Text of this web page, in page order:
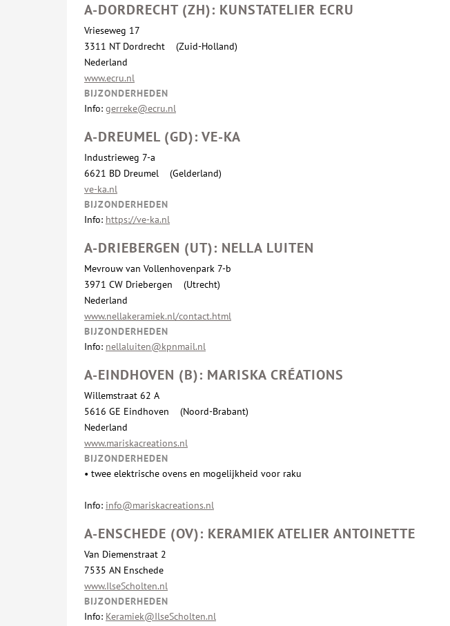
A-DORDRECHT (ZH): KUNSTATELIER ECRU
Vrieseweg 17
3311 NT Dordrecht (Zuid-Holland)
Nederland
www.ecru.nl
BIJZONDERHEDEN
Info: gerreke@ecru.nl
A-DREUMEL (GD): VE-KA
Industrieweg 7-a
6621 BD Dreumel (Gelderland)
ve-ka.nl
BIJZONDERHEDEN
Info: https://ve-ka.nl
A-DRIEBERGEN (UT): NELLA LUITEN
Mevrouw van Vollenhovenpark 7-b
3971 CW Driebergen (Utrecht)
Nederland
www.nellakeramiek.nl/contact.html
BIJZONDERHEDEN
Info: nellaluiten@kpnmail.nl
A-EINDHOVEN (B): MARISKA CRÉATIONS
Willemstraat 62 A
5616 GE Eindhoven (Noord-Brabant)
Nederland
www.mariskacreations.nl
BIJZONDERHEDEN
• twee elektrische ovens en mogelijkheid voor raku
Info: info@mariskacreations.nl
A-ENSCHEDE (OV): KERAMIEK ATELIER ANTOINETTE
Van Diemenstraat 2
7535 AN Enschede
www.IlseScholten.nl
BIJZONDERHEDEN
Info: Keramiek@IlseScholten.nl